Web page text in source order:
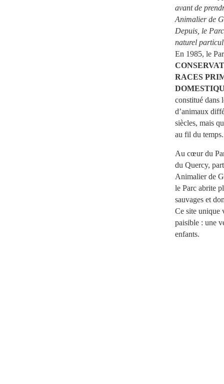
avant de
Animalier de
Depuis, le
naturel
En 1985, le
RACES
constitué dans
d’animaux
siècles, mais
au fil du temps.
Au cœur du
du Quercy,
Animalier de
le Parc abrite
sauvages et
Ce site unique
paisible : une
enfants.